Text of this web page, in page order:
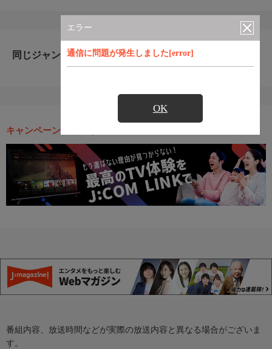
エラー
通信に問題が発生しました[error]
OK
同じジャンルのおすすめ番組
キャンペーン・お得な情報
番組内容、放送時間などが実際の放送内容と異なる場合がございま
す。